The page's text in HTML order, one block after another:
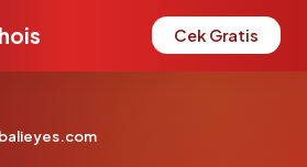
Cek Gratis
balieyes.com